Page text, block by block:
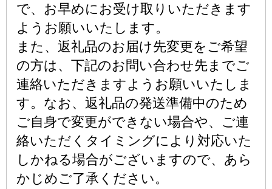
で、お早めにお受け取りいただきます
ようお願いいたします。
また、返礼品のお届け先変更をご希望
の方は、下記のお問い合わせ先までご
連絡いただきますようお願いいたしま
す。なお、返礼品の発送準備中のため
ご自身で変更ができない場合や、ご連
絡いただくタイミングにより対応いた
しかねる場合がございますので、あら
かじめご了承ください。